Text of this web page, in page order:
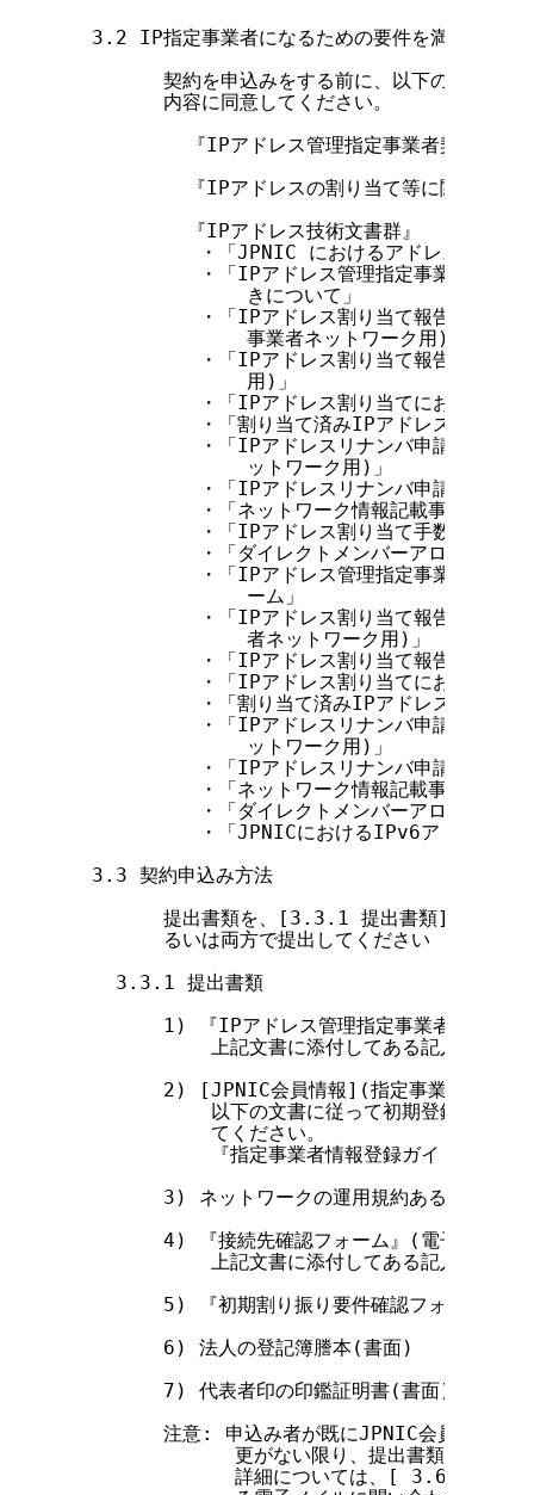
  3.2 IP指定事業者になるための要件を満たすには
契約を申込みをする前に、以下の規則・契
        内容に同意してください。
          『IPアドレス管理指定事業者契約書』
『IPアドレスの割り当て等に関する規
          『IPアドレス技術文書群』
・「JPNIC におけるアドレス空間管
・「IPアドレス管理指定事業者のIPア
               きについて」
・「IPアドレス割り当て報告申請処理
               事業者ネットワーク用)」
・「IPアドレス割り当て報告申請処理
               用)」
・「IPアドレス割り当てにおける
・「割り当て済みIPアドレスの返却申
・「IPアドレスリナンバ申請について
               ットワーク用)」
・「IPアドレスリナンバ申請について
・「ネットワーク情報記載事項変更申
・「IPアドレス割り当て手数料につい
・「ダイレクトメンバーアロケーショ
・「IPアドレス管理指定事業者のIPア
               ーム」
・「IPアドレス割り当て報告申請フォ
               者ネットワーク用)」
・「IPアドレス割り当て報告申請フォ
・「IPアドレス割り当てにおける
・「割り当て済みIPアドレス返却申請
・「IPアドレスリナンバ申請フォーム
               ットワーク用)」
・「IPアドレスリナンバ申請フォーム
・「ネットワーク情報記載事項変更申
・「ダイレクトメンバーアロケーショ
・「JPNICにおけるIPv6アドレス申請
  3.3 契約申込み方法
提出書類を、[3.3.1 提出書類] の説明に
        るいは両方で提出してください
    3.3.1 提出書類
1) 『IPアドレス管理指定事業者契約申込
上記文書に添付してある記入方法を
2) [JPNIC会員情報](指定事業者情報)初
以下の文書に従って初期登録用のIP
            てください。
            『指定事業者情報登録ガイド』
3) ネットワークの運用規約あるいはそれ
        4) 『接続先確認フォーム』(電子メイル)
上記文書に添付してある記入方法を
5) 『初期割り振り要件確認フォーム』(
        6) 法人の登記簿謄本(書面)
        7) 代表者印の印鑑証明書(書面)
注意: 申込み者が既にJPNIC会員である
更がない限り、提出書類の一部を
詳細については、[ 3.6 契約に関